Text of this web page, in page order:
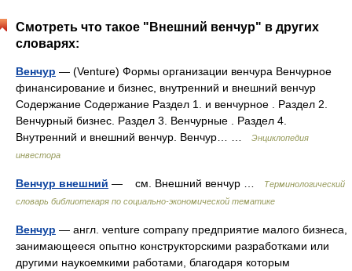
Смотреть что такое "Внешний венчур" в других
словарях:
Венчур — (Venture) Формы организации венчура Венчурное
финансирование и бизнес, внутренний и внешний венчур
Содержание Содержание Раздел 1. и венчурное . Раздел 2.
Венчурный бизнес. Раздел 3. Венчурные . Раздел 4.
Внутренний и внешний венчур. Венчур… …
Энциклопедия
инвестора
Венчур внешний — см. Внешний венчур …
Терминологический
словарь библиотекаря по социально-экономической тематике
Венчур — англ. venture company предприятие малого бизнеса,
занимающееся опытно конструкторскими разработками или
другими наукоемкими работами, благодаря которым